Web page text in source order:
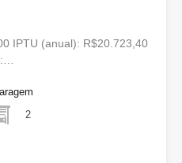
IPTU (anual): R$20.723,40
2